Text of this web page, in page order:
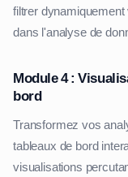
filtrer
dans l'analyse de
Module 4 :
bord
Transformez vos
tableaux de bord
visualisations